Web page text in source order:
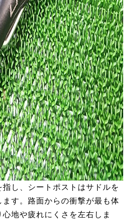
し、シートポストはサドルを
す。路面からの衝撃が最も体
地や疲れにくさを左右しま